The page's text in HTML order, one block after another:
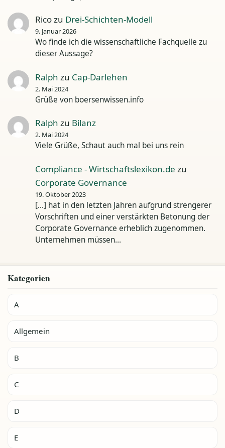
Ricozu Drei-Schichten-Modell
9. Januar 2026
Wo finde ich die wissenschaftliche Fachquelle zu
dieser Aussage?
Ralph zu Cap-Darlehen
2. Mai 2024
Grüße von boersenwissen.info
Ralph zu Bilanz
2. Mai 2024
Viele Grüße, Schaut auch mal bei uns rein
Compliance - Wirtschaftslexikon.de zu
Corporate Governance
19. Oktober 2023
[…] hat in den letzten Jahren aufgrund strengerer
Vorschriften und einer verstärkten Betonung der
Corporate Governance erheblich zugenommen.
Unternehmen müssen…
Kategorien
A
Allgemein
B
C
D
E